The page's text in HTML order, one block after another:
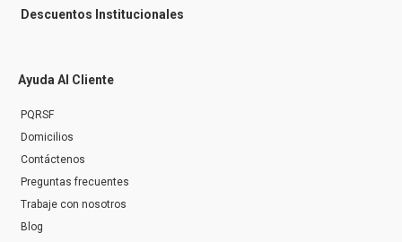
Descuentos Institucionales
Ayuda Al Cliente
PQRSF
Domicilios
Contáctenos
Preguntas frecuentes
Trabaje con nosotros
Blog